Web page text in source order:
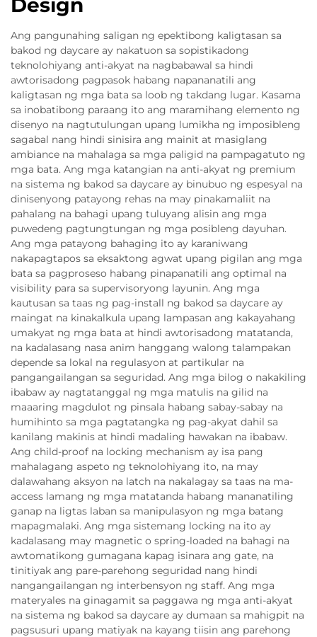
Design
Ang pangunahing saligan ng epektibong kaligtasan sa
bakod ng daycare ay nakatuon sa sopistikadong
teknolohiyang anti-akyat na nagbabawal sa hindi
awtorisadong pagpasok habang napananatili ang
kaligtasan ng mga bata sa loob ng takdang lugar. Kasama
sa inobatibong paraang ito ang maramihang elemento ng
disenyo na nagtutulungan upang lumikha ng imposibleng
sagabal nang hindi sinisira ang mainit at masiglang
ambiance na mahalaga sa mga paligid na pampagatuto ng
mga bata. Ang mga katangian na anti-akyat ng premium
na sistema ng bakod sa daycare ay binubuo ng espesyal na
dinisenyong patayong rehas na may pinakamaliit na
pahalang na bahagi upang tuluyang alisin ang mga
puwedeng pagtungtungan ng mga posibleng dayuhan.
Ang mga patayong bahaging ito ay karaniwang
nakapagtapos sa eksaktong agwat upang pigilan ang mga
bata sa pagproseso habang pinapanatili ang optimal na
visibility para sa supervisoryong layunin. Ang mga
kautusan sa taas ng pag-install ng bakod sa daycare ay
maingat na kinakalkula upang lampasan ang kakayahang
umakyat ng mga bata at hindi awtorisadong matatanda,
na kadalasang nasa anim hanggang walong talampakan
depende sa lokal na regulasyon at partikular na
pangangailangan sa seguridad. Ang mga bilog o nakakiling
ibabaw ay nagtatanggal ng mga matulis na gilid na
maaaring magdulot ng pinsala habang sabay-sabay na
humihinto sa mga pagtatangka ng pag-akyat dahil sa
kanilang makinis at hindi madaling hawakan na ibabaw.
Ang child-proof na locking mechanism ay isa pang
mahalagang aspeto ng teknolohiyang ito, na may
dalawahang aksyon na latch na nakalagay sa taas na ma-
access lamang ng mga matatanda habang mananatiling
ganap na ligtas laban sa manipulasyon ng mga batang
mapagmalaki. Ang mga sistemang locking na ito ay
kadalasang may magnetic o spring-loaded na bahagi na
awtomatikong gumagana kapag isinara ang gate, na
tinitiyak ang pare-parehong seguridad nang hindi
nangangailangan ng interbensyon ng staff. Ang mga
materyales na ginagamit sa paggawa ng mga anti-akyat
na sistema ng bakod sa daycare ay dumaan sa mahigpit na
pagsusuri upang matiyak na kayang tiisin ang parehong